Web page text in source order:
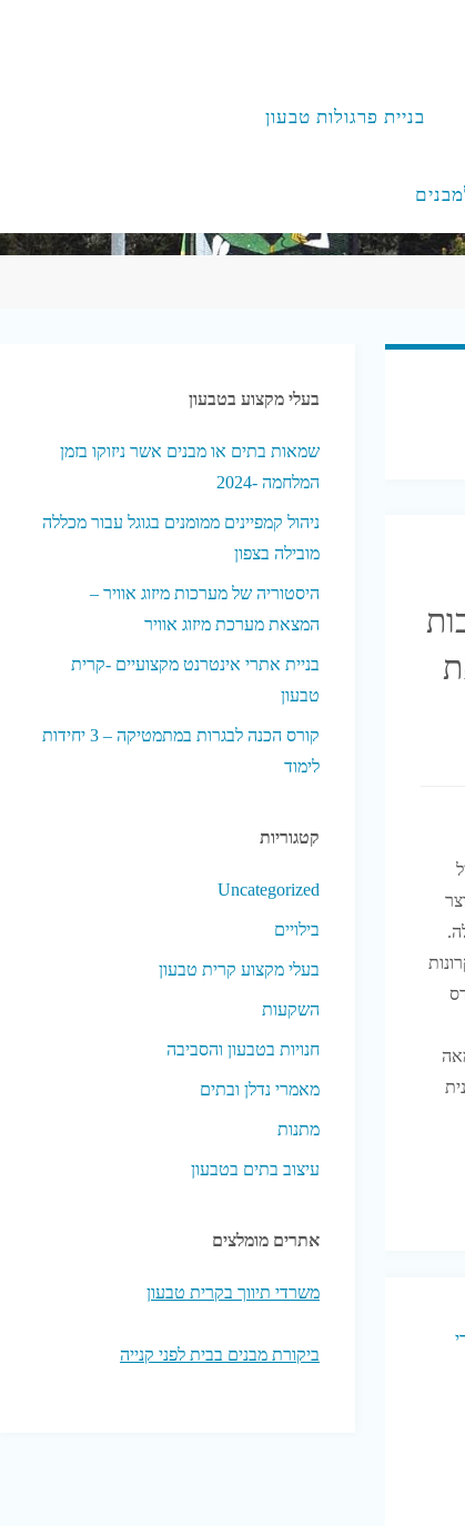
בניית פרגולות טבעון
עשרה בשנת 1820 נוצר
ב1924 גילה.
מהנדס
בעלי מקצוע בטבעון
שמאות בתים או מבנים אשר ניזוקו בזמן
המלחמה -2024
ניהול קמפיינים ממומנים בגוגל עבור מכללה
מובילה בצפון
היסטוריה של מערכות מיזוג אוויר –
המצאת מערכת מיזוג אוויר
בניית אתרי אינטרנט מקצועיים -קרית
טבעון
קורס הכנה לבגרות במתמטיקה – 3 יחידות
לימוד
קטגוריות
Uncategorized
בילויים
בעלי מקצוע קרית טבעון
השקעות
חנויות בטבעון והסביבה
מאמרי נדלן ובתים
מתנות
עיצוב בתים בטבעון
אתרים מומלצים
משרדי תיווך בקרית טבעון
ביקורת מבנים בבית לפני קנייה